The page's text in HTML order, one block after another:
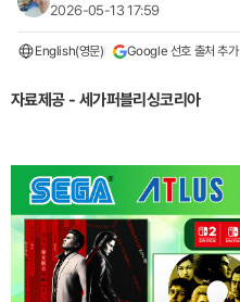
2026-05-13 17:59
English(영문) Google 선호 출처 추가
자료제공 - 세가퍼블리싱코리아